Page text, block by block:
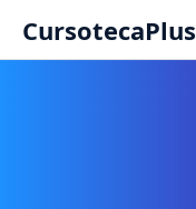
CursotecaPlus